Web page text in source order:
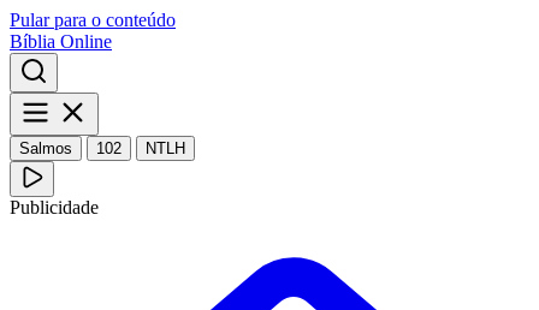
Pular para o conteúdo
Bíblia Online
Salmos 102 NTLH
Publicidade